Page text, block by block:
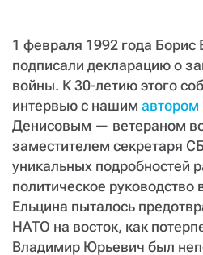
1 февраля 1992 года
подписали декларацию о
войны. К 30-летию этого
интервью с нашим автором
Денисовым — ветераном
заместителем секретаря
уникальных подробностей
политическое руководство
Ельцина пыталось
НАТО на восток, как
Владимир Юрьевич был
звоните:
+7 (929) 612-03-68